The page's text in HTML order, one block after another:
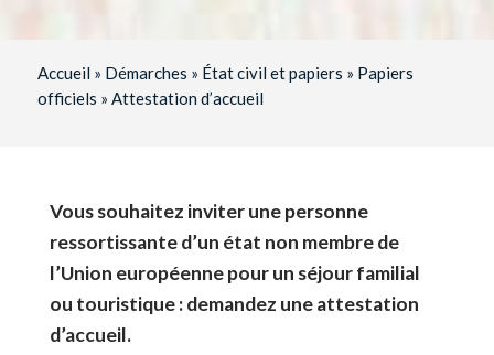
Accueil » Démarches » État civil et papiers » Papiers
officiels » Attestation d’accueil
Vous souhaitez inviter une personne
ressortissante d’un état non membre de
l’Union européenne pour un séjour familial
ou touristique : demandez une attestation
d’accueil.